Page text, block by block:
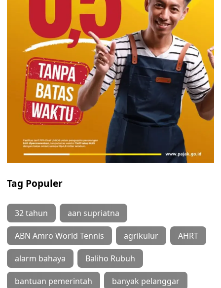
Tag Populer
32 tahun aan supriatna
ABN Amro World Tennis agrikulur AHRT
alarm bahaya Baliho Rubuh
bantuan pemerintah banyak pelanggar